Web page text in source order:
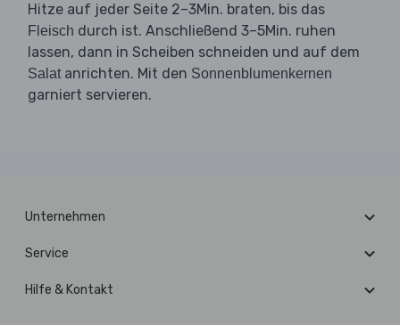
Hitze auf jeder Seite 2–3Min. braten, bis das
Fleisch durch ist. Anschließend 3–5Min. ruhen
lassen, dann in Scheiben schneiden und auf dem
Salatanrichten. Mit den Sonnenblumenkernen
garniert servieren.
Unternehmen
Service
Hilfe & Kontakt